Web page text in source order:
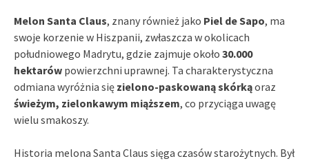
Melon Santa Claus, znany również jako Piel de Sapo, ma
swoje korzenie w Hiszpanii, zwłaszcza w okolicach
południowego Madrytu, gdzie zajmuje około 30.000
hektarów powierzchni uprawnej. Ta charakterystyczna
odmiana wyróżnia się zielono-paskowaną skórkąoraz
świeżym, zielonkawym miąższem, co przyciąga uwagę
wielu smakoszy.
Historia melona Santa Claus sięga czasów starożytnych. Był